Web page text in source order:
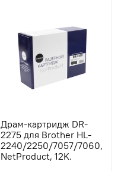
Драм-картридж DR-
2275 для Brother HL-
2240/2250/7057/7060,
NetProduct, 12K.